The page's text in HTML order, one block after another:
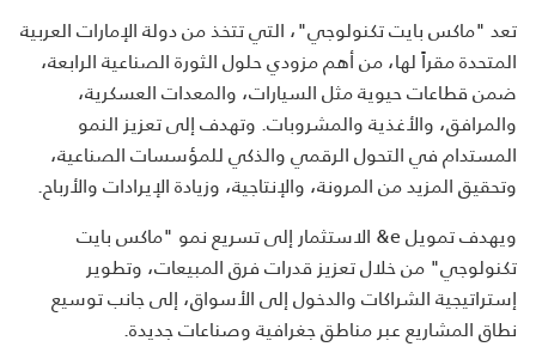
تعد "ماكس بايت تكنولوجي"، التي تتخذ من دولة الإمارات العربية
المتحدة مقراً لها، من أهم مزودي حلول الثورة الصناعية الرابعة،
ضمن قطاعات حيوية مثل السيارات، والمعدات العسكرية،
والمرافق، والأغذية والمشروبات. وتهدف إلى تعزيز النمو
المستدام في التحول الرقمي والذكي للمؤسسات الصناعية،
وتحقيق المزيد من المرونة، والإنتاجية، وزيادة الإيرادات والأرباح.
ويهدف تمويل&eالاستثمار إلى تسريع نمو "ماكس بايت
تكنولوجي" من خلال تعزيز قدرات فرق المبيعات، وتطوير
إستراتيجية الشراكات والدخول إلى الأسواق، إلى جانب توسيع
نطاق المشاريع عبر مناطق جغرافية وصناعات جديدة.